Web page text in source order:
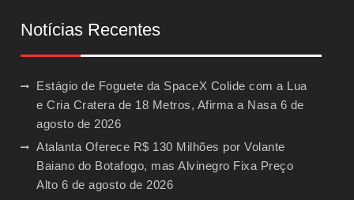
Notícias Recentes
Estágio de Foguete da SpaceX Colide com a Lua
e Cria Cratera de 18 Metros, Afirma a Nasa 6 de
agosto de 2026
Atalanta Oferece R$ 130 Milhões por Volante
Baiano do Botafogo, mas Alvinegro Fixa Preço
Alto 6 de agosto de 2026